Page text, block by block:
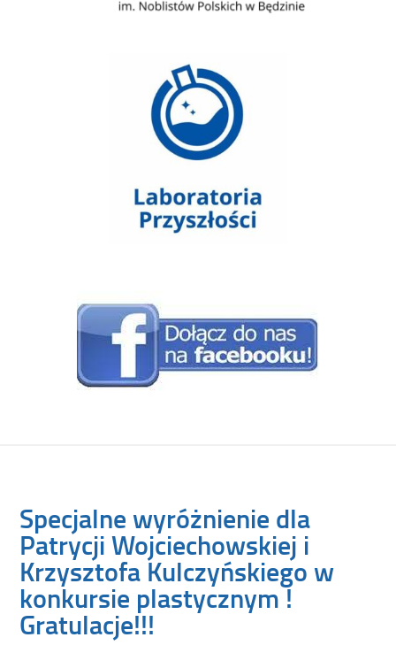
Specjalne wyróżnienie dla
Patrycji Wojciechowskiej i
Krzysztofa Kulczyńskiego w
konkursie plastycznym !
Gratulacje!!!